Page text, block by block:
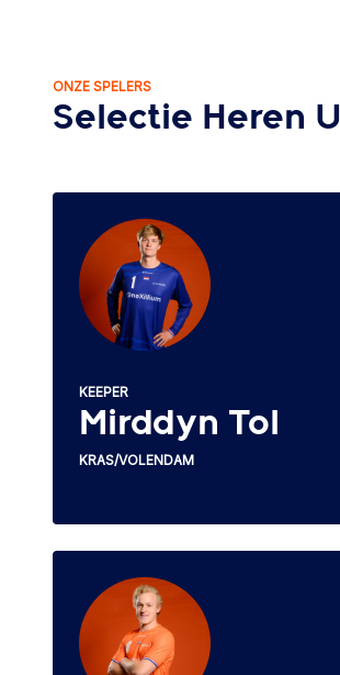
ONZE SPELERS
Selectie Heren
KEEPER
Mirddyn Tol
KRAS/VOLENDAM